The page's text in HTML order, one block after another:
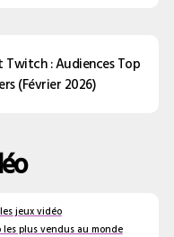
Twitch : Audiences Top
(Février 2026)
jeux vidéo
les plus vendus au monde